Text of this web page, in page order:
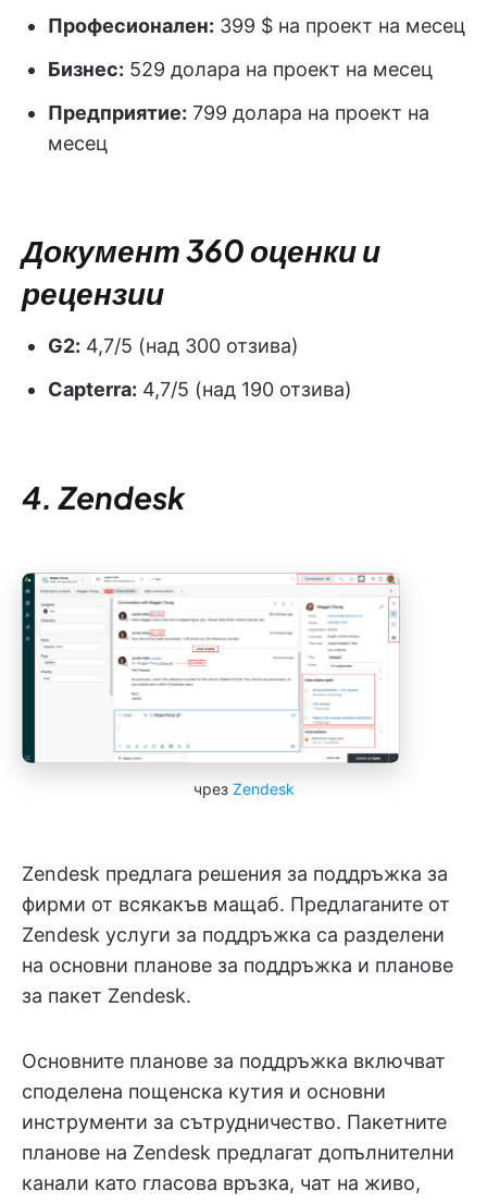
Професионален: 399 $ на проект на месец
Бизнес: 529 долара на проект на месец
Предприятие: 799 долара на проект на
месец
Документ 360 оценки и
рецензии
G2: 4,7/5 (над 300 отзива)
Capterra: 4,7/5 (над 190 отзива)
4. Zendesk
чрез Zendesk
Zendesk предлага решения за поддръжка за
фирми от всякакъв мащаб. Предлаганите от
Zendesk услуги за поддръжка са разделени
на основни планове за поддръжка и планове
за пакет Zendesk.
Основните планове за поддръжка включват
споделена пощенска кутия и основни
инструменти за сътрудничество. Пакетните
планове на Zendesk предлагат допълнителни
канали като гласова връзка, чат на живо,